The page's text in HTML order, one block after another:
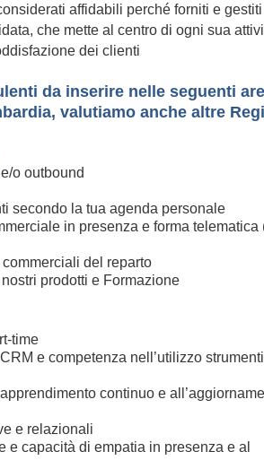
affidabili perché forniti e
che mette al centro di ogni sua
dei clienti
da inserire nelle seguenti
valutiamo anche altre
o outbound
secondo la tua agenda personale
in presenza e forma telematica
del reparto
prodotti e Formazione
time
e competenza nell’utilizzo strumenti
continuo e
e relazionali
e capacità di empatia in presenza e al